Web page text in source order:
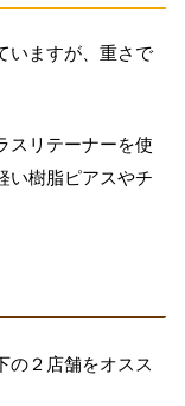
いますが、重さで
スリテーナーを使
い樹脂ピアスやチ
の２店舗をオスス